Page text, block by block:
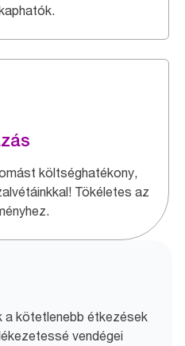
költséghatékony,
Tökéletes az
a kötetlenebb étkezések
vendégei